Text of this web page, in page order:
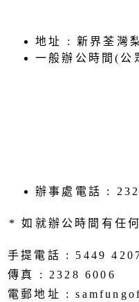
地址 : 新界荃灣
一般辦公時間(公
辦事處電話 :
* 如就辦公時間有任
手提電話 : 5449
傳真 : 2328 6006
電郵地址 :